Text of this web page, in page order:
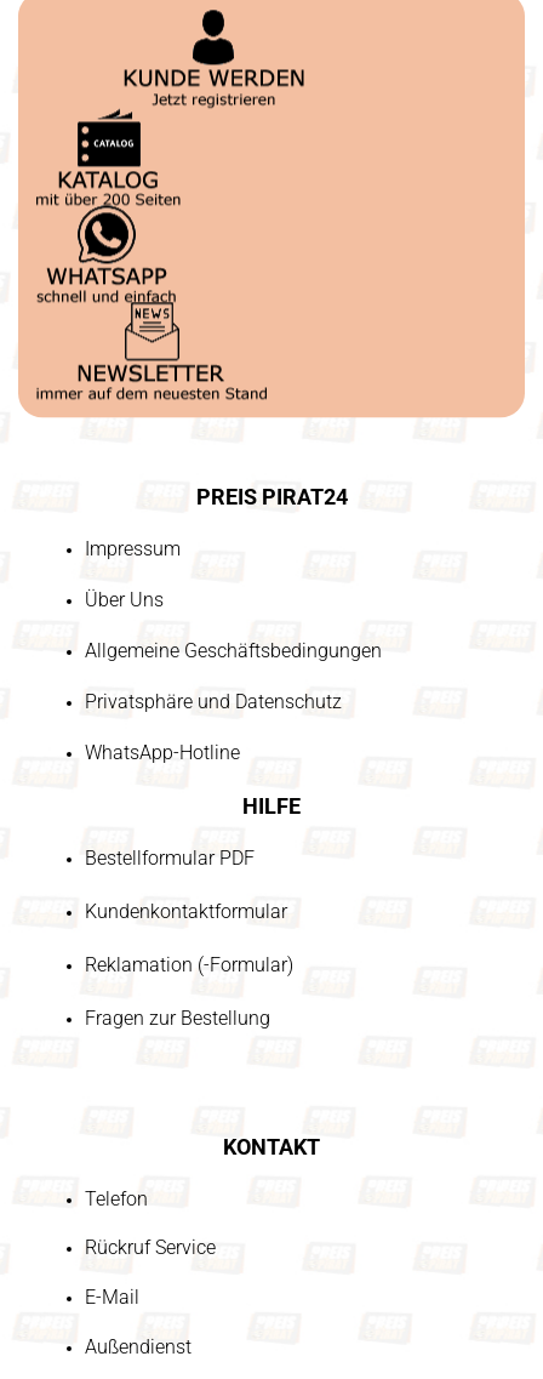
PREIS PIRAT24
Impressum
Über Uns
Allgemeine Geschäftsbedingungen
Privatsphäre und Datenschutz
WhatsApp-Hotline
HILFE
Bestellformular PDF
Kundenkontaktformular
Reklamation (-Formular)
Fragen zur Bestellung
KONTAKT
Telefon
Rückruf Service
E-Mail
Außendienst